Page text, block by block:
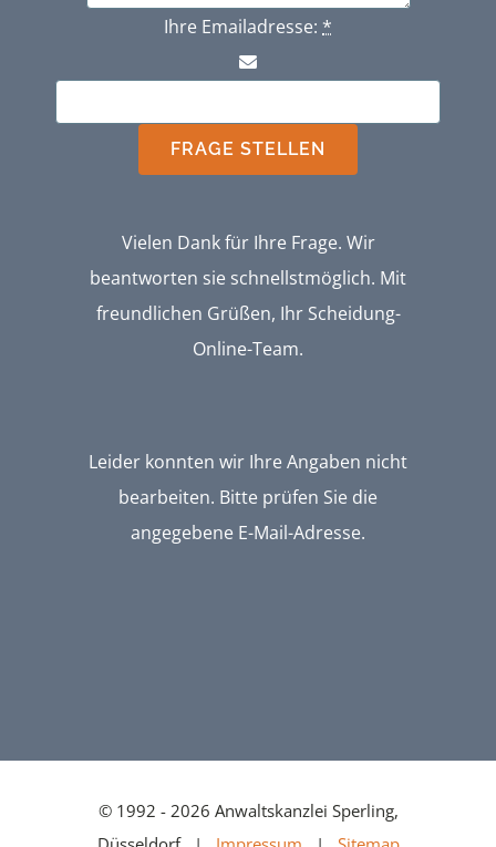
Ihre Emailadresse: *
FRAGE STELLEN
Vielen Dank für Ihre Frage. Wir
beantworten sie schnellstmöglich. Mit
freundlichen Grüßen, Ihr Scheidung-
Online-Team.
Leider konnten wir Ihre Angaben nicht
bearbeiten. Bitte prüfen Sie die
angegebene E-Mail-Adresse.
© 1992 - 2026 Anwaltskanzlei Sperling,